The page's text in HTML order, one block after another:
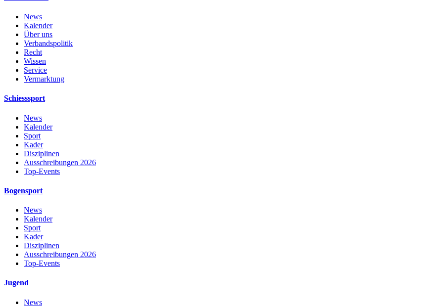
News
Kalender
Über uns
Verbandspolitik
Recht
Wissen
Service
Vermarktung
Schiesssport
News
Kalender
Sport
Kader
Disziplinen
Ausschreibungen 2026
Top-Events
Bogensport
News
Kalender
Sport
Kader
Disziplinen
Ausschreibungen 2026
Top-Events
Jugend
News